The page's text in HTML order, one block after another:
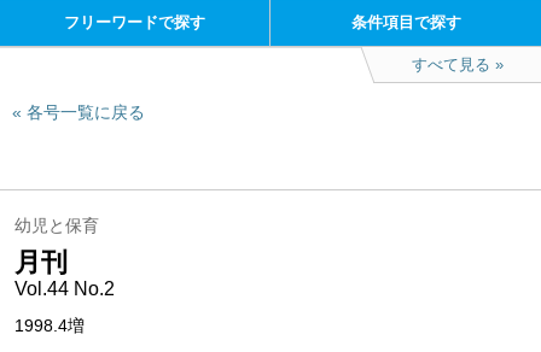
フリーワードで探す 条件項目で探す
すべて見る
各号一覧に戻る
幼児と保育
月刊
Vol.44 No.2
1998.4増